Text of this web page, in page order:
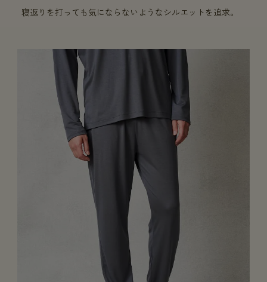
寝返りを打っても気にならないようなシルエットを追求。